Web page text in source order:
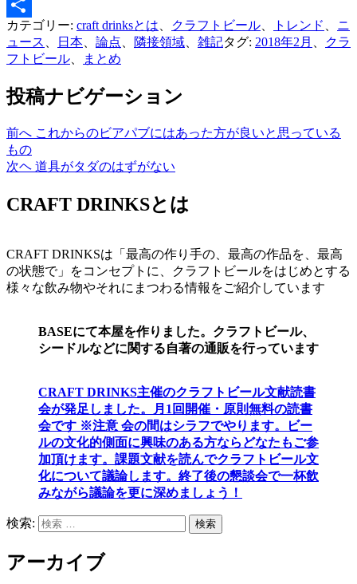
Email
共
有
カテゴリー: craft drinksとは クラフトビール トレンド
ニ
ュース
日本 論点 隣接領域 雑記タグ: 2018年2月
クラ
フトビール
まとめ
投稿ナビゲーション
前へ これからのビアパブにはあった方が良いと思っている
もの
次ヘ 道具がタダのはずがない
CRAFT DRINKSとは
CRAFT DRINKSは「最高の作り手の、最高の作品を、最高
の状態で」をコンセプトに、クラフトビールをはじめとする
様々な飲み物やそれにまつわる情報をご紹介しています
BASEにて本屋を作りました。クラフトビール、
シードルなどに関する自著の通販を行っています
CRAFT DRINKS主催のクラフトビール文献読書
会が発足しました。
月1回開催・原則無料の読書
会です ※注意 会の間はシラフでやります。
ビー
ルの文化的側面に興味のある方ならどなたもご参
加頂けます。 課題文献を読んでクラフトビール文
化について議論します。 終了後の懇談会で一杯飲
みながら議論を更に深めましょう！
検索: 検索
アーカイブ